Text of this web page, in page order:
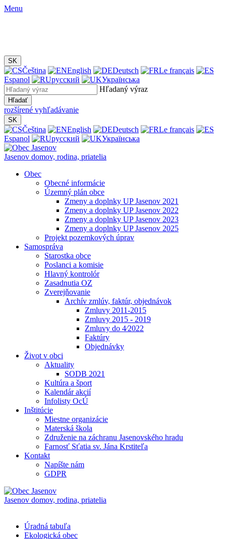
Menu
SK
Čeština English Deutsch
Le français
Espanol
русский
Українська
Hľadaný výraz
Hľadať
rozšírené vyhľadávanie
SK
Čeština English Deutsch
Le français
Espanol
русский Українська
Jasenov domov, rodina, priatelia
Obec
Obecné informácie
Územný plán obce
Zmeny a doplnky UP Jasenov 2021
Zmeny a doplnky UP Jasenov 2022
Zmeny a doplnky UP Jasenov 2023
Zmeny a doplnky UP Jasenov 2025
Projekt pozemkových úprav
Samospráva
Starostka obce
Poslanci a komisie
Hlavný kontrolór
Zasadnutia OZ
Zverejňovanie
Archív zmlúv, faktúr, objednávok
Zmluvy 2011-2015
Zmluvy 2015 - 2019
Zmluvy do 4⁄2022
Faktúry
Objednávky
Život v obci
Aktuality
SODB 2021
Kultúra a šport
Kalendár akcií
Infolisty OcÚ
Inštitúcie
Miestne organizácie
Materská škola
Združenie na záchranu Jasenovského hradu
Farnosť Sťatia sv. Jána Krstiteľa
Kontakt
Napíšte nám
GDPR
Jasenov domov, rodina, priatelia
Úradná tabuľa
Ekologická obec